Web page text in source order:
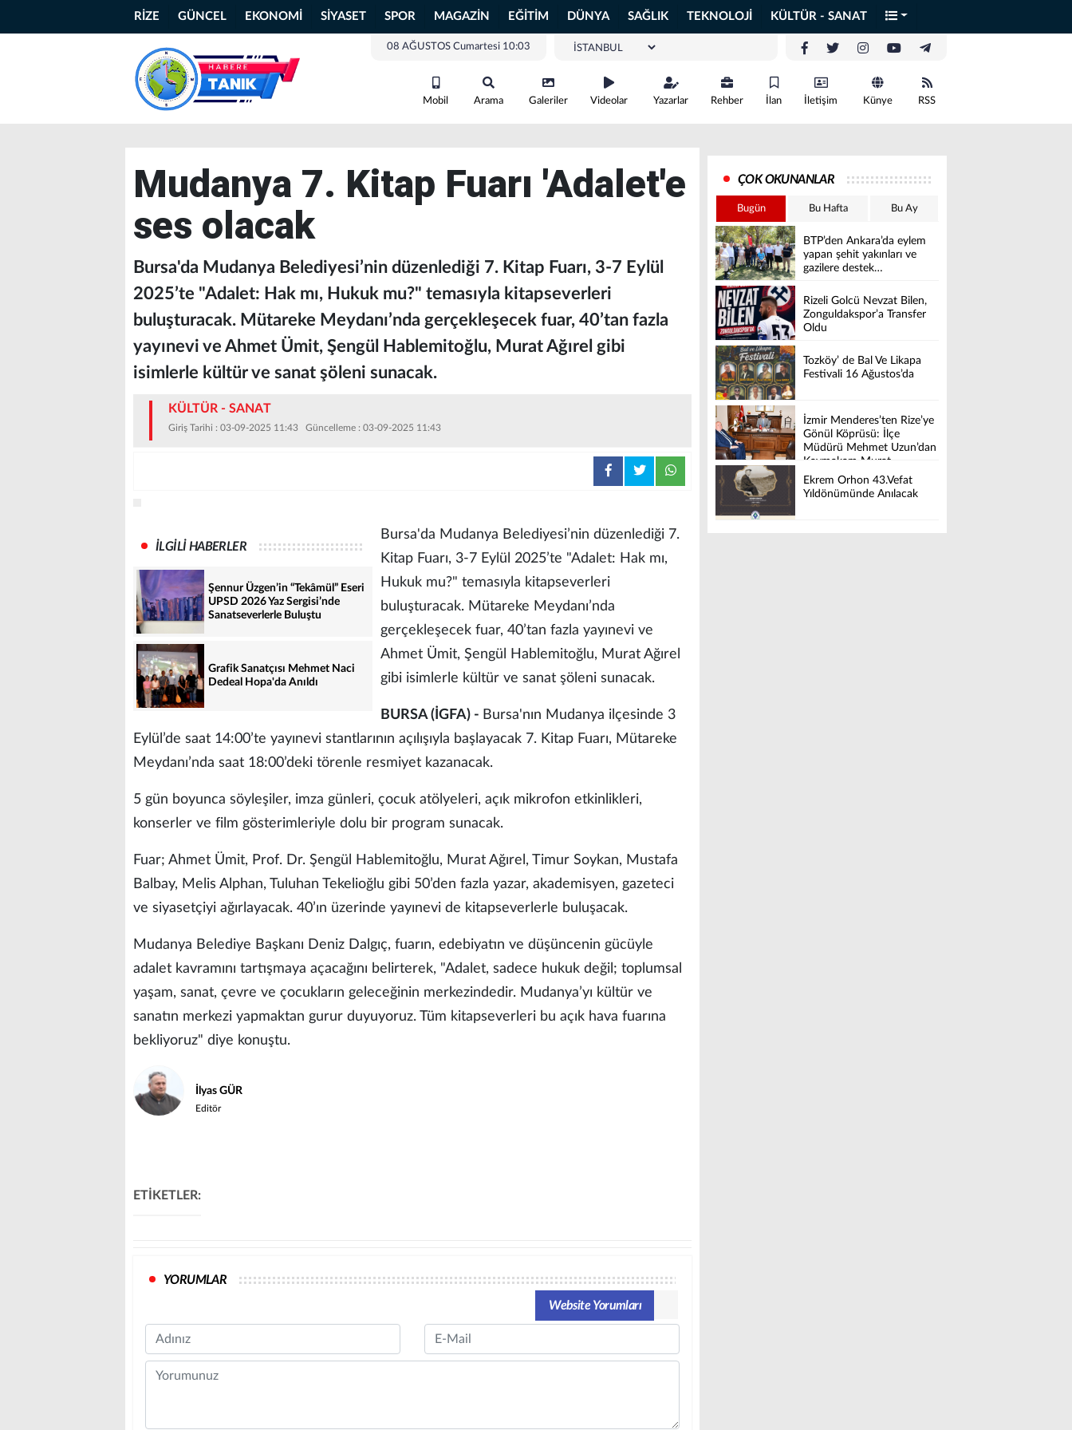
RİZE GÜNCEL EKONOMİ SİYASET SPOR MAGAZİN EĞİTİM DÜNYA SAĞLIK TEKNOLOJİ KÜLTÜR - SANAT
08 AĞUSTOS Cumartesi 10:03
Mobil Arama Galeriler Videolar Yazarlar Rehber İlan İletişim Künye RSS
Mudanya 7. Kitap Fuarı 'Adalet'e
ses olacak
Bursa'da Mudanya Belediyesi’nin düzenlediği 7. Kitap Fuarı, 3-7 Eylül
2025’te "Adalet: Hak mı, Hukuk mu?" temasıyla kitapseverleri
buluşturacak. Mütareke Meydanı’nda gerçekleşecek fuar, 40’tan fazla
yayınevi ve Ahmet Ümit, Şengül Hablemitoğlu, Murat Ağırel gibi
isimlerle kültür ve sanat şöleni sunacak.
KÜLTÜR - SANAT
Giriş Tarihi : 03-09-2025 11:43 Güncelleme : 03-09-2025 11:43
İLGİLİ HABERLER
Şennur Üzgen’in “Tekâmül” Eseri
UPSD 2026 Yaz Sergisi’nde
Sanatseverlerle Buluştu
Grafik Sanatçısı Mehmet Naci
Dedeal Hopa'da Anıldı
Bursa'da Mudanya Belediyesi’nin düzenlediği 7.
Kitap Fuarı, 3-7 Eylül 2025’te "Adalet: Hak mı,
Hukuk mu?" temasıyla kitapseverleri
buluşturacak. Mütareke Meydanı’nda
gerçekleşecek fuar, 40’tan fazla yayınevi ve
Ahmet Ümit, Şengül Hablemitoğlu, Murat Ağırel
gibi isimlerle kültür ve sanat şöleni sunacak.
BURSA (İGFA) - Bursa'nın Mudanya ilçesinde 3
Eylül’de saat 14:00’te yayınevi stantlarının açılışıyla başlayacak 7. Kitap Fuarı, Mütareke
Meydanı’nda saat 18:00’deki törenle resmiyet kazanacak.
5 gün boyunca söyleşiler, imza günleri, çocuk atölyeleri, açık mikrofon etkinlikleri,
konserler ve film gösterimleriyle dolu bir program sunacak.
Fuar; Ahmet Ümit, Prof. Dr. Şengül Hablemitoğlu, Murat Ağırel, Timur Soykan, Mustafa
Balbay, Melis Alphan, Tuluhan Tekelioğlu gibi 50’den fazla yazar, akademisyen, gazeteci
ve siyasetçiyi ağırlayacak. 40’ın üzerinde yayınevi de kitapseverlerle buluşacak.
Mudanya Belediye Başkanı Deniz Dalgıç, fuarın, edebiyatın ve düşüncenin gücüyle
adalet kavramını tartışmaya açacağını belirterek, "Adalet, sadece hukuk değil; toplumsal
yaşam, sanat, çevre ve çocukların geleceğinin merkezindedir. Mudanya’yı kültür ve
sanatın merkezi yapmaktan gurur duyuyoruz. Tüm kitapseverleri bu açık hava fuarına
bekliyoruz" diye konuştu.
İlyas GÜR
Editör
ETİKETLER:
YORUMLAR
Website Yorumları
Name Email
Comment
ÇOK OKUNANLAR
Bugün Bu Hafta Bu Ay
BTP’den Ankara’da eylem
yapan şehit yakınları ve
gazilere destek…
Rizeli Golcü Nevzat Bilen,
Zonguldakspor’a Transfer
Oldu
Tozköy’ de Bal Ve Likapa
Festivali 16 Ağustos’da
İzmir Menderes’ten Rize’ye
Gönül Köprüsü: İlçe
Müdürü Mehmet Uzun’dan
Kaymakam Murat
Karaloğlu’na Hayırlı olsun
Ziyareti.
Ekrem Orhon 43.Vefat
Yıldönümünde Anılacak